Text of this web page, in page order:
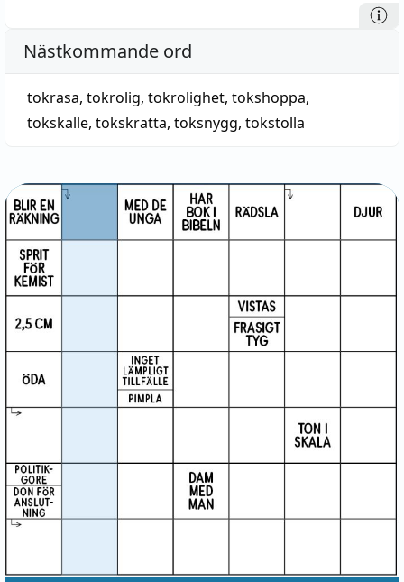
Nästkommande ord
tokrasa, tokrolig, tokrolighet, tokshoppa,
tokskalle, tokskratta, toksnygg, tokstolla